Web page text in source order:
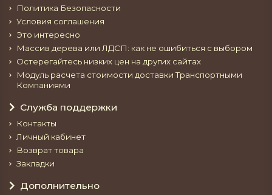
Политика Безопасности
Условия соглашения
Это интересно
Массив дерева или ЛДСП: как не ошибиться с выбором
Остерегайтесь низких цен на других сайтах
Модуль расчета стоимости доставки Транспортными
Компаниями
Служба поддержки
Контакты
Личный кабинет
Возврат товара
Закладки
Дополнительно